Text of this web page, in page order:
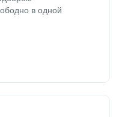
в одной